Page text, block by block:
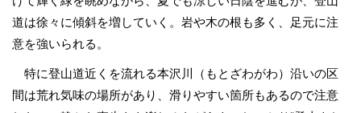
道は徐々に傾斜を増していく。岩や木の根も多く、足元に注
意を強いられる。
特に登山道近くを流れる本沢川（もとざわがわ）沿いの区
間は荒れ気味の場所があり、滑りやすい箇所もあるので注意